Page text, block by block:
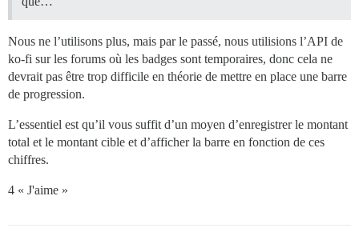
Nous ne l’utilisons plus, mais par le passé, nous utilisions l’API de
ko-fi sur les forums où les badges sont temporaires, donc cela ne
devrait pas être trop difficile en théorie de mettre en place une barre
de progression.
L’essentiel est qu’il vous suffit d’un moyen d’enregistrer le montant
total et le montant cible et d’afficher la barre en fonction de ces
chiffres.
4 « J'aime »